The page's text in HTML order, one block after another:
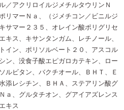
／アクリロイルジメチルタウリンＮ
リマーＮａ、（ジメチコン／ビニルジ
サマー２３５、オレイン酸ポリグリセ
キス、キサンタンガム、レチノール、
イン、ポリソルベート２０、アスコル
ン、没食子酸エピガロカテキン、ロー
ルビタン、バクチオール、ＢＨＴ、Ｅ
添レシチン、ＢＨＡ、ステアリン酸グ
ａ、グルタチオン、グアイアズレンス
キス